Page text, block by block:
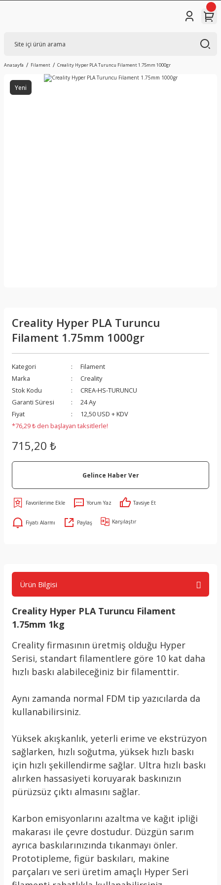
Anasayfa Filament Creality Hyper PLA Turuncu Filament 1.75mm 1000gr
Yeni
Creality Hyper PLA Turuncu
Filament 1.75mm 1000gr
Kategori
Filament
Marka
Creality
Stok Kodu
CREA-HS-TURUNCU
Garanti Süresi
24 Ay
Fiyat
12,50 USD + KDV
*76,29 ₺ den başlayan taksitlerle!
715,20 ₺
Gelince Haber Ver
Yorum Yaz Tavsiye Et
Fiyatı Alarmı Paylaş Karşılaştır
Ürün Bilgisi
Creality Hyper PLA Turuncu Filament
1.75mm 1kg
Creality firmasının üretmiş olduğu Hyper
Serisi, standart filamentlere göre 10 kat daha
hızlı baskı alabileceğiniz bir filamenttir.
Aynı zamanda normal FDM tip yazıcılarda da
kullanabilirsiniz.
Yüksek akışkanlık, yeterli erime ve ekstrüzyon
sağlarken, hızlı soğutma, yüksek hızlı baskı
için hızlı şekillendirme sağlar. Ultra hızlı baskı
alırken hassasiyeti koruyarak baskınızın
pürüzsüz çıktı almasını sağlar.
Karbon emisyonlarını azaltma ve kağıt ipliği
makarası ile çevre dostudur. Düzgün sarım
ayrıca baskılarınızında tıkanmayı önler.
Prototipleme, figür baskıları, makine
parçaları ve seri üretim amaçlı Hyper Seri